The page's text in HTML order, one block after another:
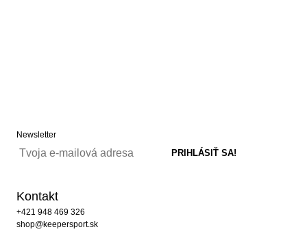
Newsletter
Kontakt
+421 948 469 326
shop@keepersport.sk